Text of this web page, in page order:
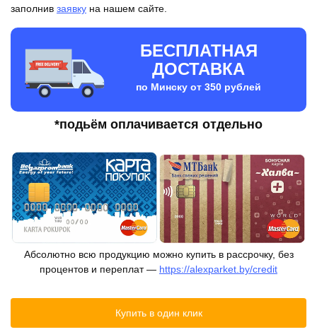
заполнив заявку на нашем сайте.
БЕСПЛАТНАЯ
ДОСТАВКА
по Минску от 350 рублей
*подьём оплачивается отдельно
Абсолютно всю продукцию можно купить в рассрочку, без
процентов и переплат — https://alexparket.by/credit
Купить в один клик